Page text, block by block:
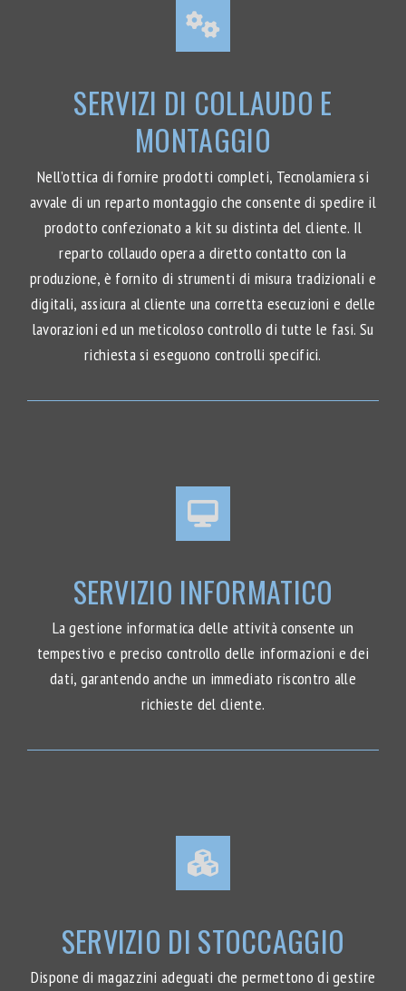
SERVIZI DI COLLAUDO E
MONTAGGIO
Nell’ottica di fornire prodotti completi, Tecnolamiera si
avvale di un reparto montaggio che consente di spedire il
prodotto confezionato a kit su distinta del cliente. Il
reparto collaudo opera a diretto contatto con la
produzione, è fornito di strumenti di misura tradizionali e
digitali, assicura al cliente una corretta esecuzioni e delle
lavorazioni ed un meticoloso controllo di tutte le fasi. Su
richiesta si eseguono controlli specifici.
SERVIZIO INFORMATICO
La gestione informatica delle attività consente un
tempestivo e preciso controllo delle informazioni e dei
dati, garantendo anche un immediato riscontro alle
richieste del cliente.
SERVIZIO DI STOCCAGGIO
Dispone di magazzini adeguati che permettono di gestire